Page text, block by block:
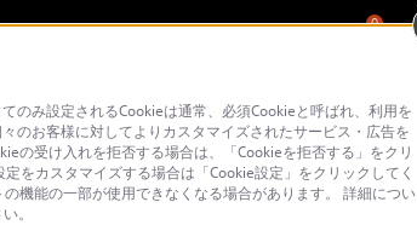
0
のみ設定されるCookieは通常、必須Cookieと呼ばれ、利用を
のお客様に対してよりカスタマイズされたサービス・広告を
の受け入れを拒否する場合は、「Cookieを拒否する」をクリ
をカスタマイズする場合は「Cookie設定」をクリックしてく
機能の一部が使用できなくなる場合があります。 詳細につい
。